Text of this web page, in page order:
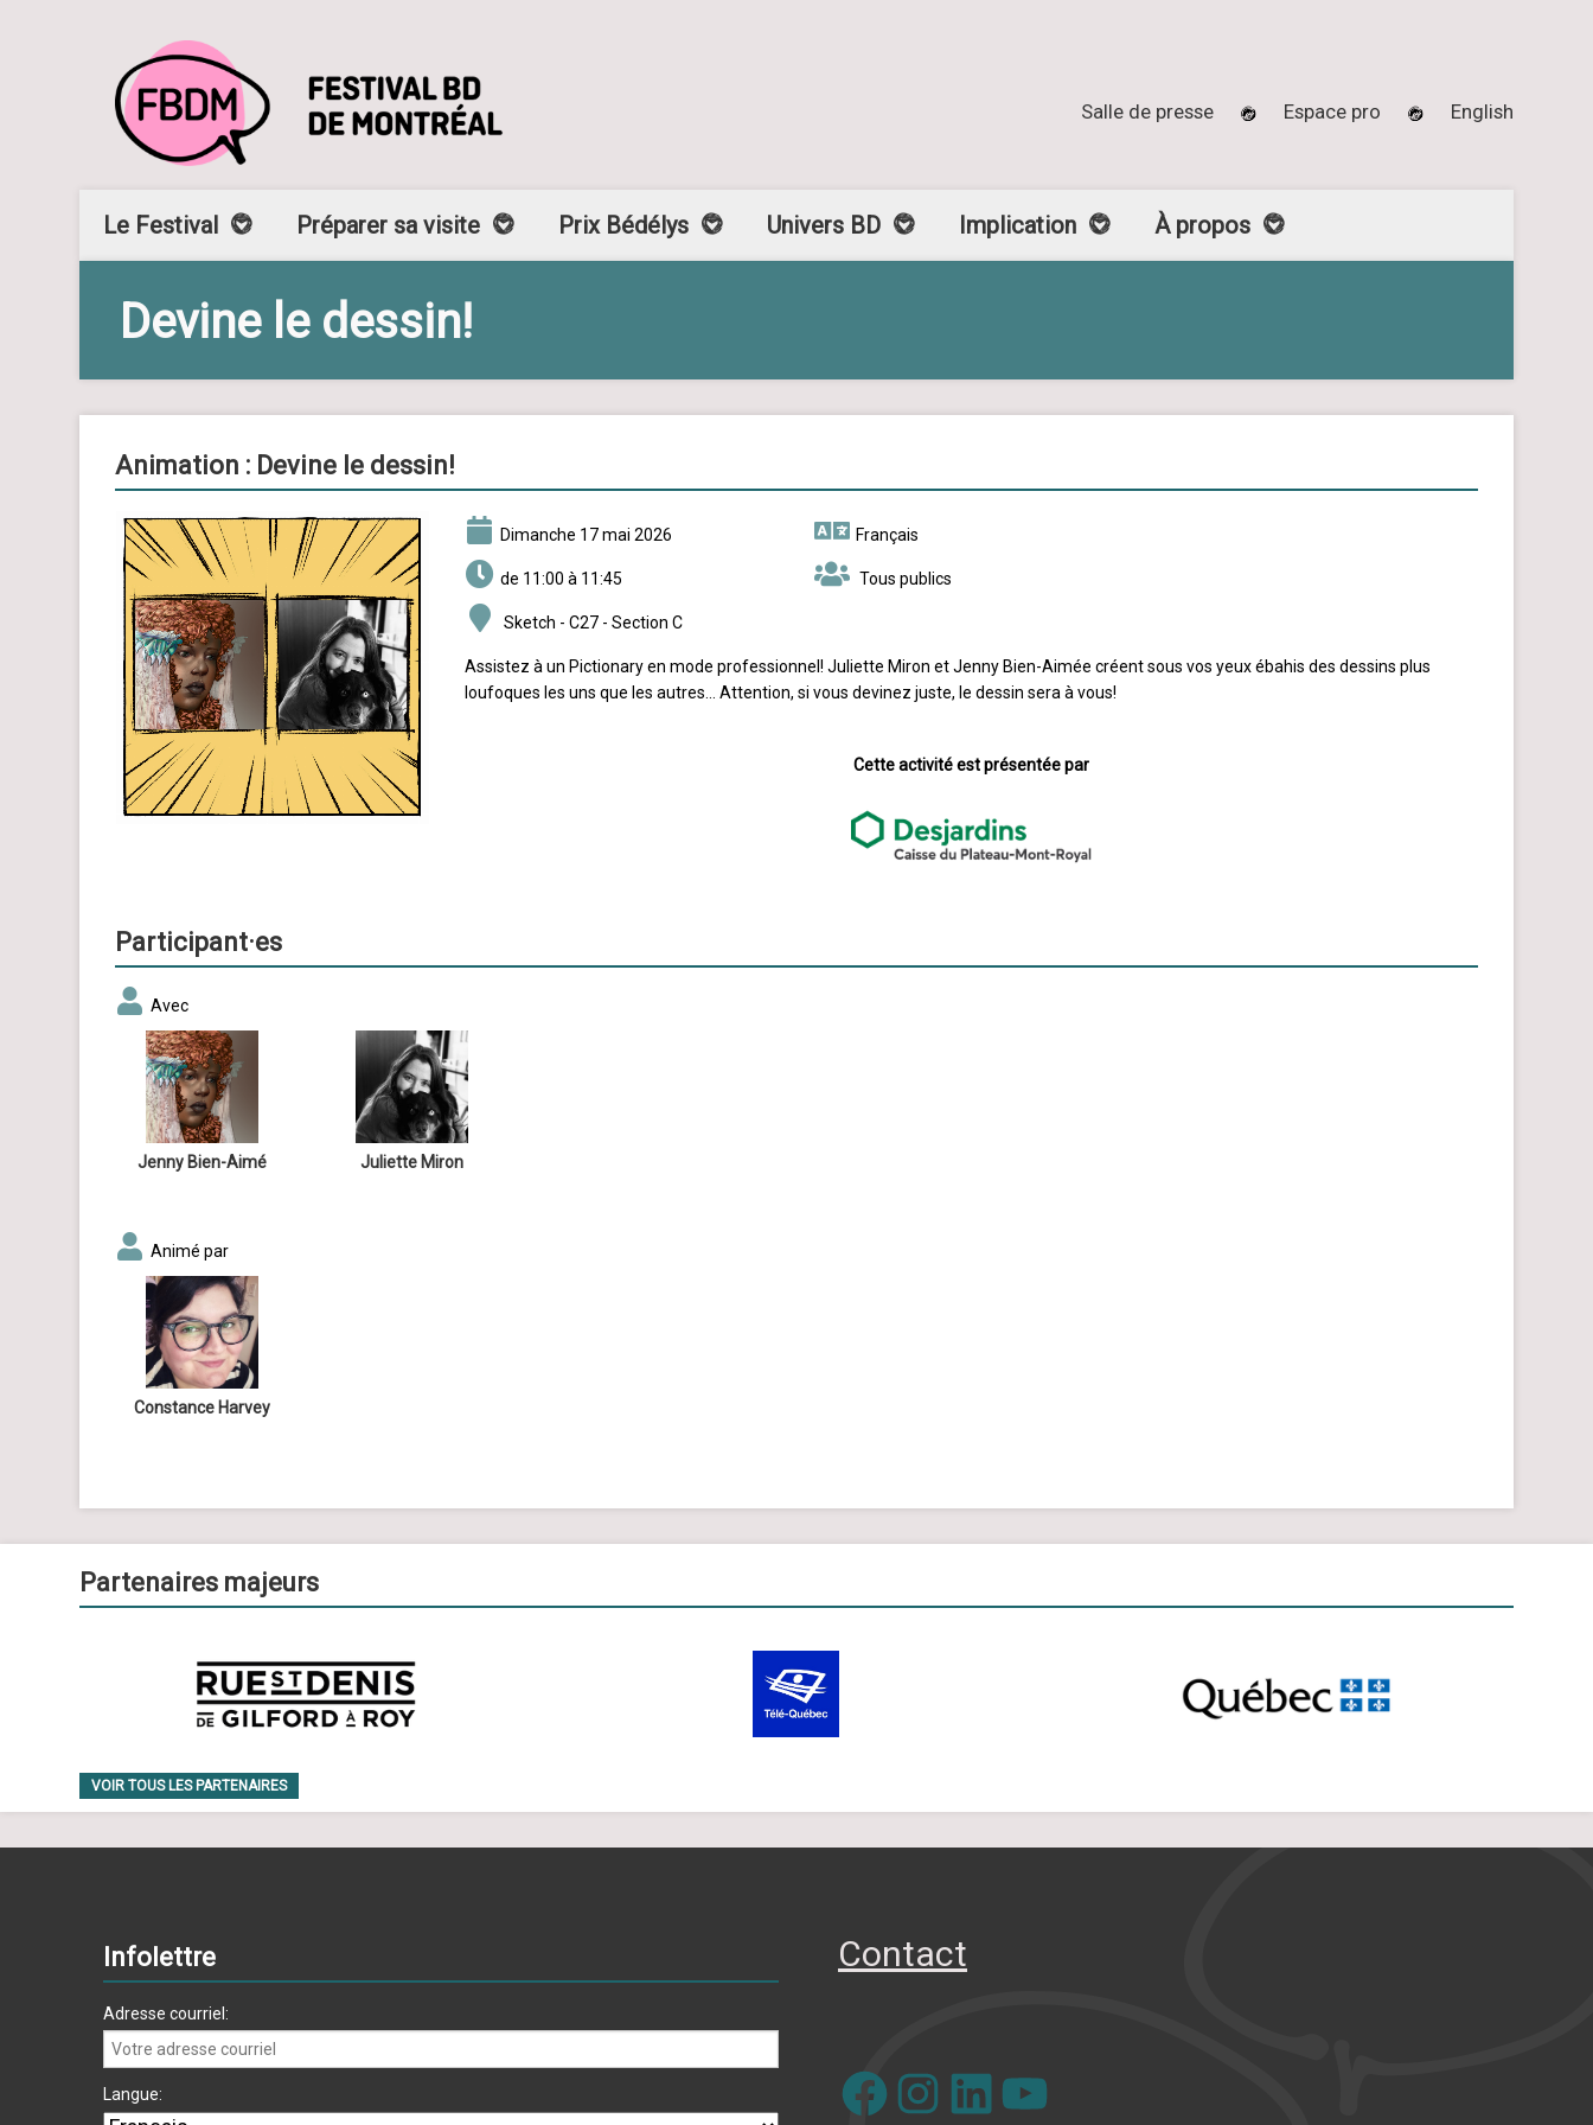
Salle de presse Espace pro English
Le Festival Préparer sa visite Prix Bédélys Univers BD Implication À propos
Devine le dessin!
Animation : Devine le dessin!
dimanche 17 mai 2026
de 11:00 à 11:45
Sketch - C27 - Section C
Français
Tous publics
Assistez à un Pictionary en mode professionnel! Juliette Miron et Jenny Bien-Aimée créent sous vos yeux ébahis des dessins plus
loufoques les uns que les autres... Attention, si vous devinez juste, le dessin sera à vous!
Cette activité est présentée par
Participant·es
Avec
Jenny Bien-Aimé Juliette Miron
Animé par
Constance Harvey
Partenaires majeurs
VOIR TOUS LES PARTENAIRES
Infolettre
Adresse courriel:
Langue:
Contact
FacebookInstagramLinkedIn YouTube